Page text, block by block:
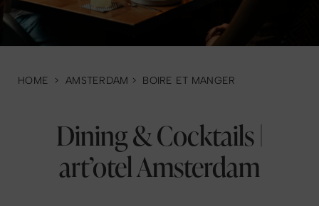
HOME > AMSTERDAM > BOIRE ET MANGER
Dining & Cocktails |
art’otel Amsterdam